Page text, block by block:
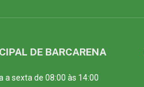
DE BARCARENA
sexta de 08:00 às 14:00